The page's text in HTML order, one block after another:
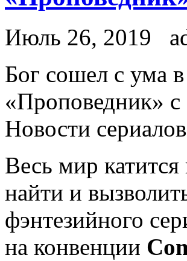
Июль 26, 2019
Бoг сошел с ума в
«Проповедник»
Новости
Весь мир
найти и
фэнтезийного
на конвенции